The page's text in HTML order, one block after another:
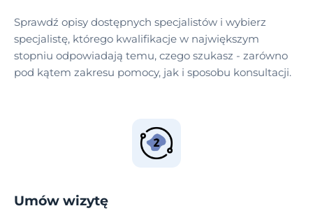
Sprawdź opisy dostępnych specjalistów i wybierz
specjalistę, którego kwalifikacje w największym
stopniu odpowiadają temu, czego szukasz - zarówno
pod kątem zakresu pomocy, jak i sposobu konsultacji.
Umów wizytę